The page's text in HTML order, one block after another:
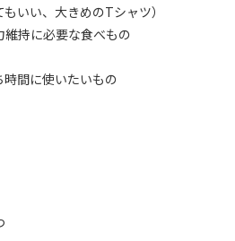
いい、大きめのTシャツ）
維持に必要な食べもの
時間に使いたいもの